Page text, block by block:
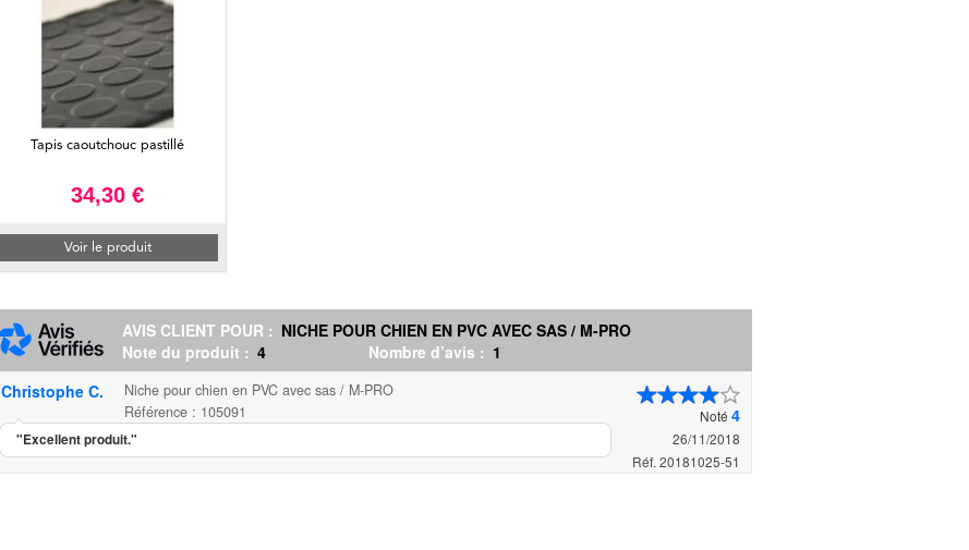
Tapis caoutchouc pastillé
34,30 €
Voir le produit
AVIS CLIENT POUR : NICHE POUR CHIEN EN PVC AVEC SAS / M-PRO
Note du produit : 4 Nombre d’avis : 1
Noté 4
26/11/2018
Réf. 20181025-51
Christophe C.
Niche pour chien en PVC avec sas / M-PRO
Référence : 105091
"Excellent produit."